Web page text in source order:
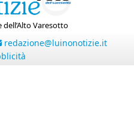
Varesotto
redazione@luinonotizie.it